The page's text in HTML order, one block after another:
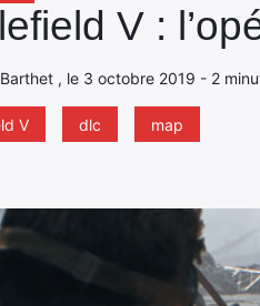
V :
, le 3 octobre 2019 - 2
V dlc map